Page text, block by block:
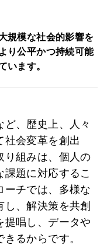
規模な社会的影響を
り公平かつ持続可能
います。
、歴史上、人々
社会変革を創出
り組みは、個人の
題に対応するこ
ーチでは、多様な
、解決策を共創
提唱し、データや
るからです。